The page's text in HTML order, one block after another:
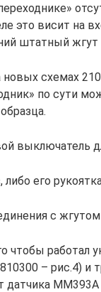
это висит на
штатный жгут
новых схемах
по сути
выключатель
либо его
с
чтобы работал
– рис.4) и
датчика